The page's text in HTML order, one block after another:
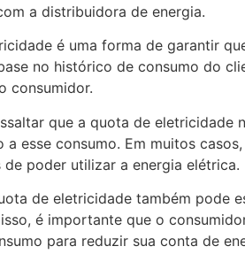
a distribuidora de energia.
é uma forma de garantir
no histórico de consumo do
consumidor.
que a quota de eletricidade
a esse consumo. Em muitos
de poder utilizar a energia elétrica.
de eletricidade também pode
é importante que o
para reduzir sua conta de